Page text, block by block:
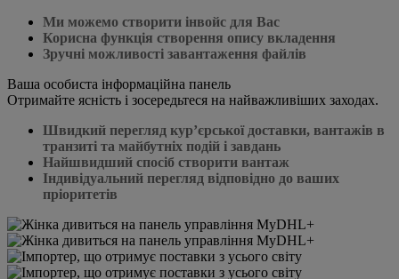
Ми можемо створити інвойс для Вас
Корисна функція створення опису вкладення
Зручні можливості завантаження файлів
Ваша особиста інформаційна панель
Отримайте ясність і зосередьтеся на найважливіших заходах.
Швидкий перегляд кур’єрської доставки, вантажів в
транзиті та майбутніх подій і завдань
Найшвидший спосіб створити вантаж
Індивідуальний перегляд відповідно до ваших
пріоритетів